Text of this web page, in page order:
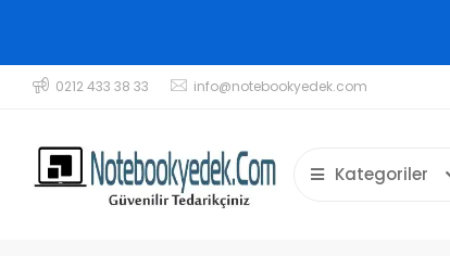
0212 433 38 33 info@notebookyedek.com
Kategoriler